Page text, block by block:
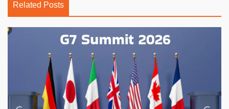
Related Posts